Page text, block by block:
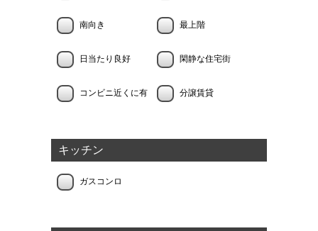
南向き 最上階
日当たり良好 閑静な住宅街
コンビニ近くに有 分譲賃貸
キッチン
ガスコンロ